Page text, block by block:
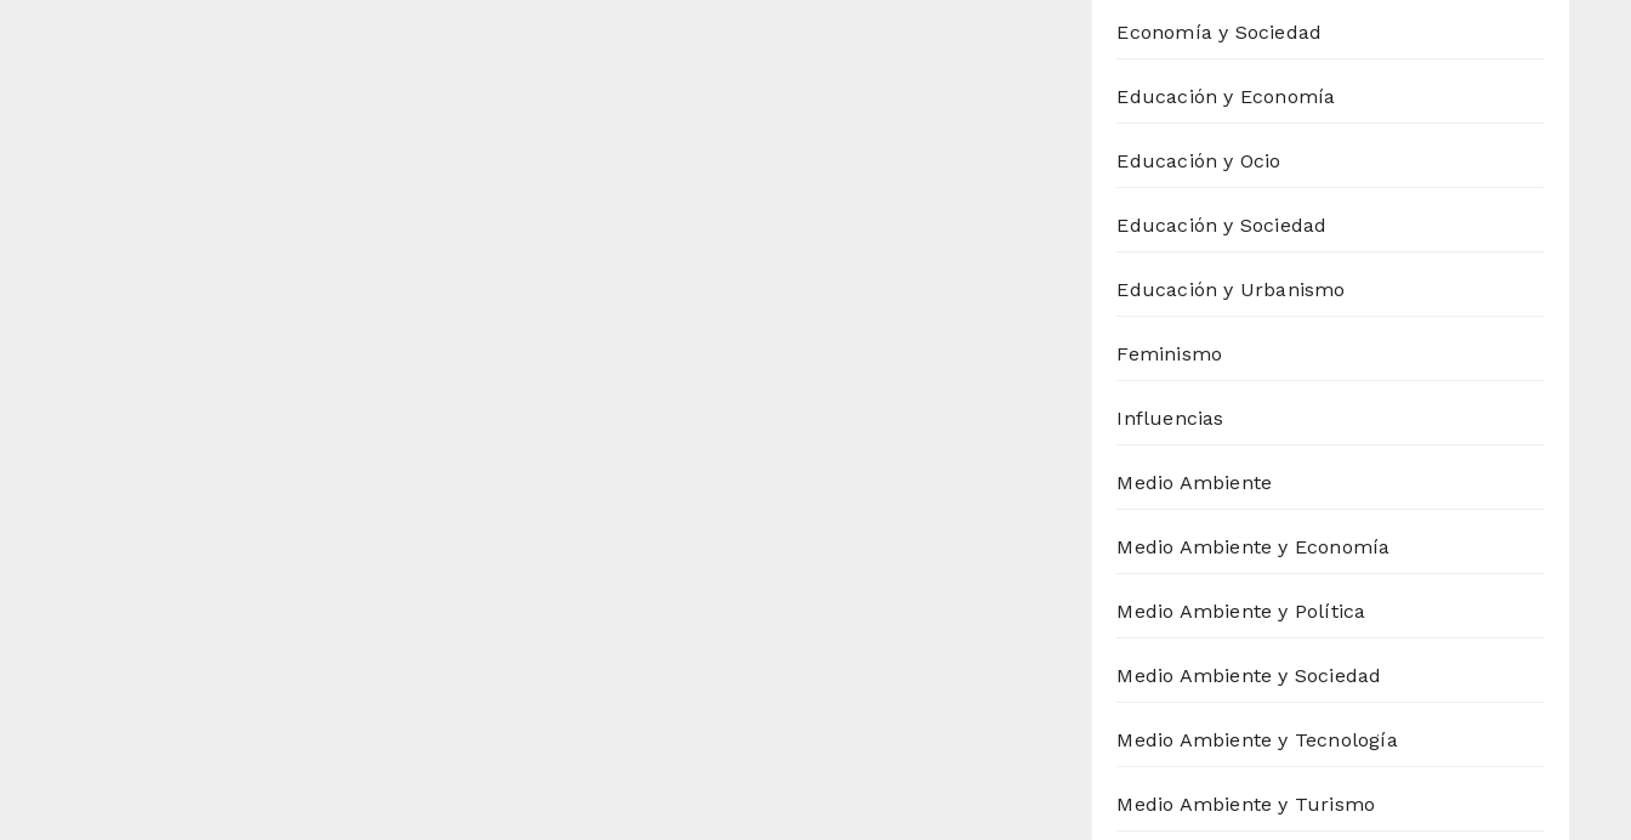
Economía y Sociedad
Educación y Economía
Educación y Ocio
Educación y Sociedad
Educación y Urbanismo
Feminismo
Influencias
Medio Ambiente
Medio Ambiente y Economía
Medio Ambiente y Política
Medio Ambiente y Sociedad
Medio Ambiente y Tecnología
Medio Ambiente y Turismo